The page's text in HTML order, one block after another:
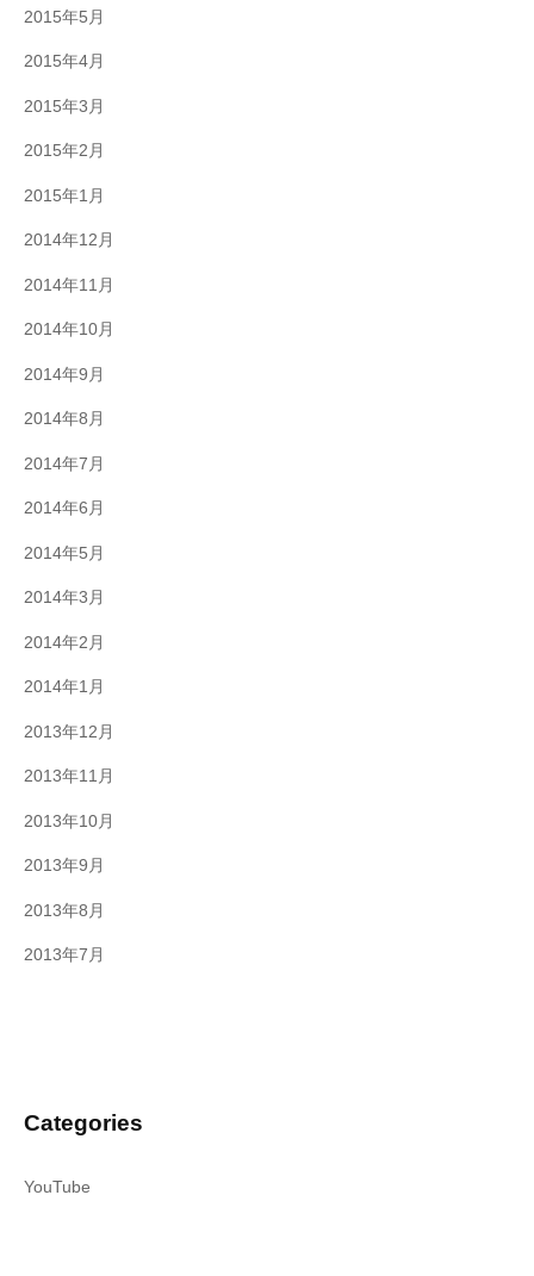
2015年5月
2015年4月
2015年3月
2015年2月
2015年1月
2014年12月
2014年11月
2014年10月
2014年9月
2014年8月
2014年7月
2014年6月
2014年5月
2014年3月
2014年2月
2014年1月
2013年12月
2013年11月
2013年10月
2013年9月
2013年8月
2013年7月
Categories
YouTube